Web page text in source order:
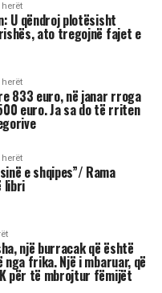
U qëndroj plotësisht
ato tregojnë fajet e
833 euro, në janar rroga
euro. Ja sa do të rriten
e shqipes”/ Rama
libri
një burracak që është
nga frika. Një i mbaruar, që
për të mbrojtur fëmijët